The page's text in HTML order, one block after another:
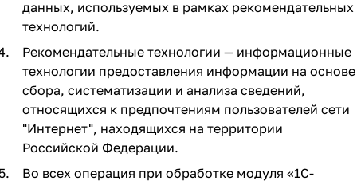
данных, используемых в рамках рекомендательных
технологий.
Рекомендательные технологии — информационные
технологии предоставления информации на основе
сбора, систематизации и анализа сведений,
относящихся к предпочтениям пользователей сети
"Интернет", находящихся на территории
Российской Федерации.
Во всех операция при обработке модуля «1C-